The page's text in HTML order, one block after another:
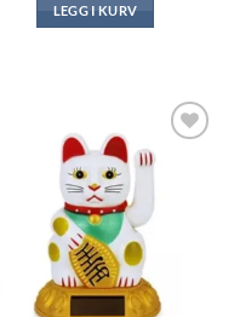
LEGG I KURV
Legg til i